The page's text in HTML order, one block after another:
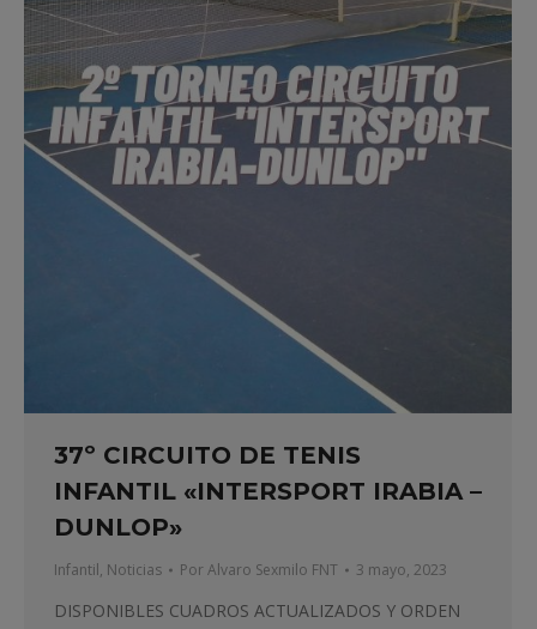
37º CIRCUITO DE TENIS
INFANTIL «INTERSPORT IRABIA –
DUNLOP»
Infantil, Noticias PorAlvaro Sexmilo FNT 3 mayo, 2023
DISPONIBLES CUADROS ACTUALIZADOS Y ORDEN